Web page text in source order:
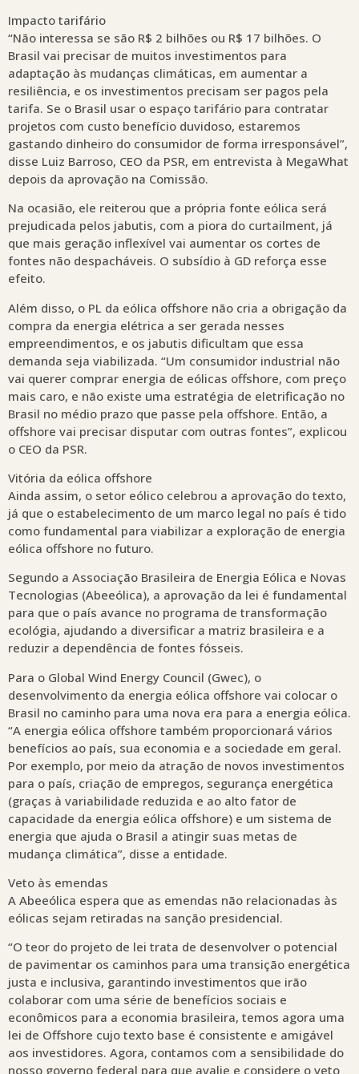
Impacto tarifário
“Não interessa se são R$ 2 bilhões ou R$ 17 bilhões. O
Brasil vai precisar de muitos investimentos para
adaptação às mudanças climáticas, em aumentar a
resiliência, e os investimentos precisam ser pagos pela
tarifa. Se o Brasil usar o espaço tarifário para contratar
projetos com custo benefício duvidoso, estaremos
gastando dinheiro do consumidor de forma irresponsável”,
disse Luiz Barroso, CEO da PSR, em entrevista à MegaWhat
depois da aprovação na Comissão.
Na ocasião, ele reiterou que a própria fonte eólica será
prejudicada pelos jabutis, com a piora do curtailment, já
que mais geração inflexível vai aumentar os cortes de
fontes não despacháveis. O subsídio à GD reforça esse
efeito.
Além disso, o PL da eólica offshore não cria a obrigação da
compra da energia elétrica a ser gerada nesses
empreendimentos, e os jabutis dificultam que essa
demanda seja viabilizada. “Um consumidor industrial não
vai querer comprar energia de eólicas offshore, com preço
mais caro, e não existe uma estratégia de eletrificação no
Brasil no médio prazo que passe pela offshore. Então, a
offshore vai precisar disputar com outras fontes”, explicou
o CEO da PSR.
Vitória da eólica offshore
Ainda assim, o setor eólico celebrou a aprovação do texto,
já que o estabelecimento de um marco legal no país é tido
como fundamental para viabilizar a exploração de energia
eólica offshore no futuro.
Segundo a Associação Brasileira de Energia Eólica e Novas
Tecnologias (Abeeólica), a aprovação da lei é fundamental
para que o país avance no programa de transformação
ecológia, ajudando a diversificar a matriz brasileira e a
reduzir a dependência de fontes fósseis.
Para o Global Wind Energy Council (Gwec), o
desenvolvimento da energia eólica offshore vai colocar o
Brasil no caminho para uma nova era para a energia eólica.
“A energia eólica offshore também proporcionará vários
benefícios ao país, sua economia e a sociedade em geral.
Por exemplo, por meio da atração de novos investimentos
para o país, criação de empregos, segurança energética
(graças à variabilidade reduzida e ao alto fator de
capacidade da energia eólica offshore) e um sistema de
energia que ajuda o Brasil a atingir suas metas de
mudança climática”, disse a entidade.
Veto às emendas
A Abeeólica espera que as emendas não relacionadas às
eólicas sejam retiradas na sanção presidencial.
“O teor do projeto de lei trata de desenvolver o potencial
de pavimentar os caminhos para uma transição energética
justa e inclusiva, garantindo investimentos que irão
colaborar com uma série de benefícios sociais e
econômicos para a economia brasileira, temos agora uma
lei de Offshore cujo texto base é consistente e amigável
aos investidores. Agora, contamos com a sensibilidade do
nosso governo federal para que avalie e considere o veto